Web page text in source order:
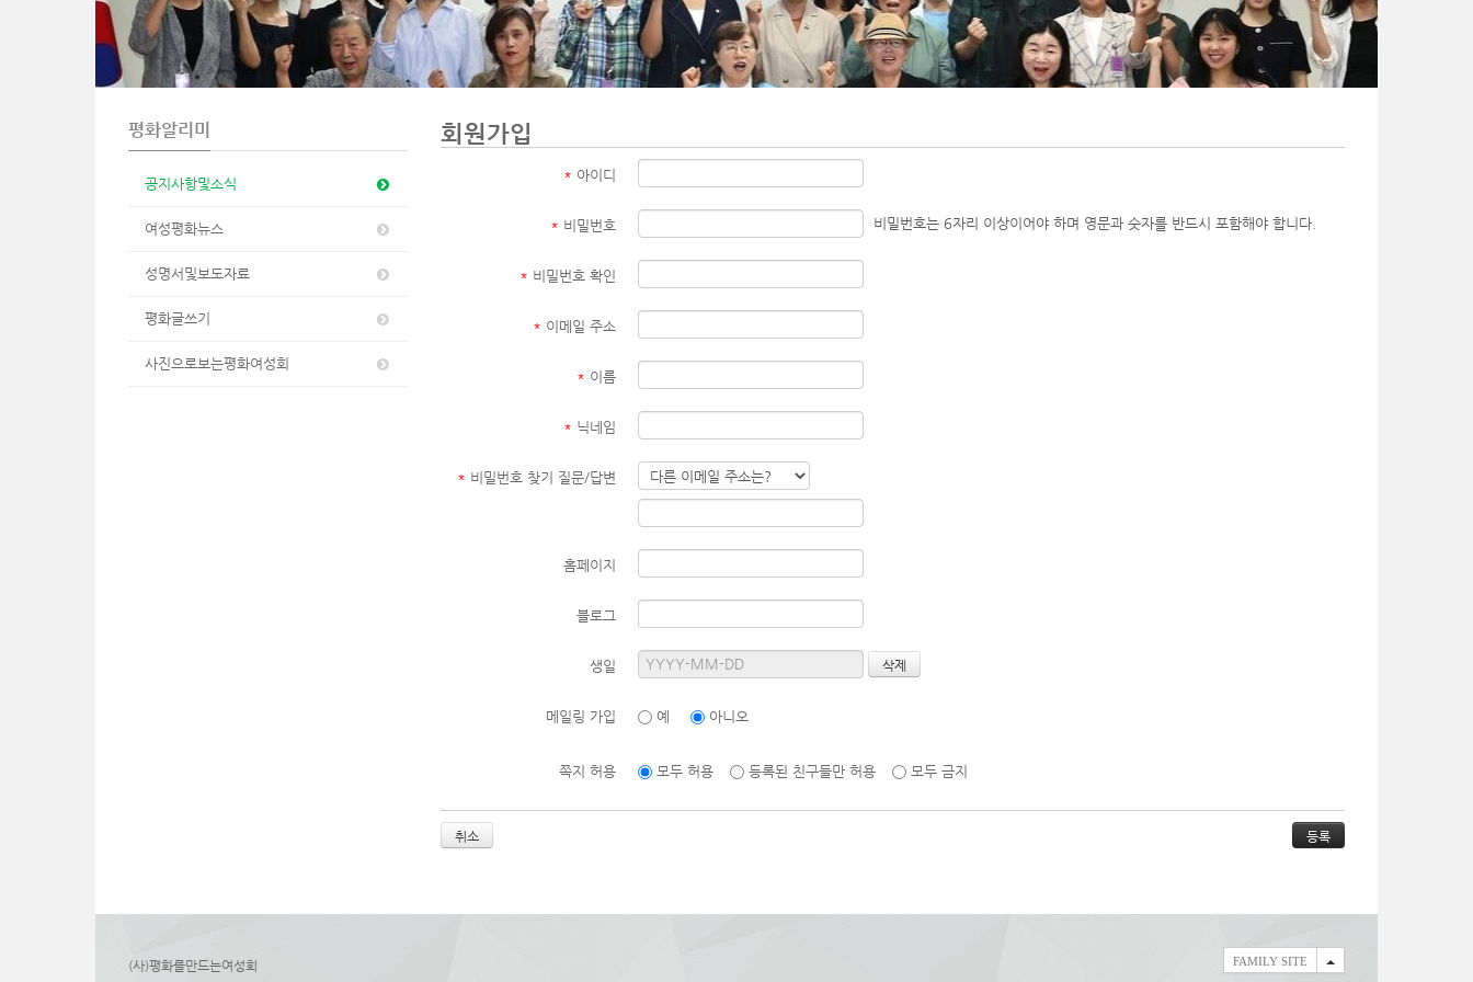
n
평화알리미
공지사항및소식
여성평화뉴스
성명서및보도자료
평화글쓰기
사진으로보는평화여성회
회원가입
* 아이디
* 비밀번호 비밀번호는 6자리 이상이어야 하며 영문과 숫자를 반드시 포함해야 합니다.
* 비밀번호 확인
* 이메일 주소
* 이름
* 닉네임
* 비밀번호 찾기 질문/답변
홈페이지
블로그
생일
메일링 가입 예 아니오
쪽지 허용 모두 허용 등록된 친구들만 허용 모두 금지
취소
(사)평화를만드는여성회 FAMILY SITE